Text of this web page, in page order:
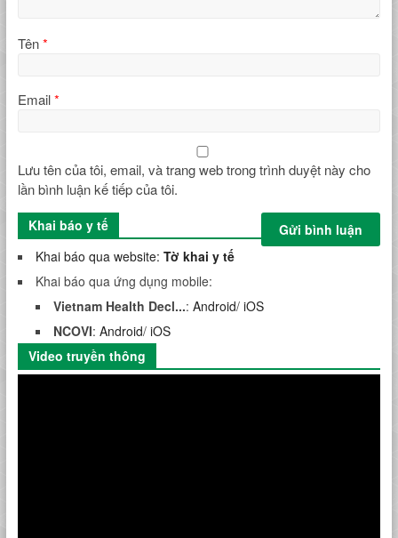
Tên*
Email*
Lưu tên của tôi, email, và trang web trong trình duyệt này cho
lần bình luận kế tiếp của tôi.
Khai báo y tế
Khai báo qua website: Tờ khai y tế
Khai báo qua ứng dụng mobile:
Vietnam Health Decl...: Android/ iOS
NCOVI: Android/ iOS
Video truyền thông